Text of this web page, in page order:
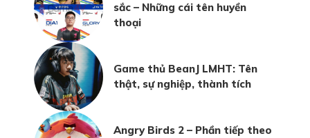
sắc – Những cái tên huyền
thoại
Game thủ BeanJ LMHT: Tên
thật, sự nghiệp, thành tích
Angry Birds 2 – Phần tiếp theo